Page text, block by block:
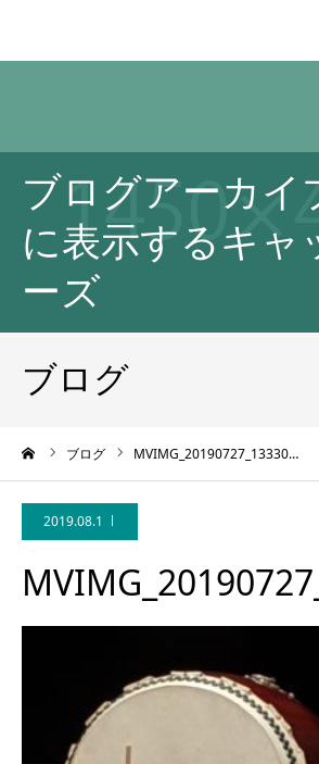
ブログアーカイ
に表示するキャ
ーズ
ブログ
ブログ MVIMG_20190727_13330…
2019.08.1